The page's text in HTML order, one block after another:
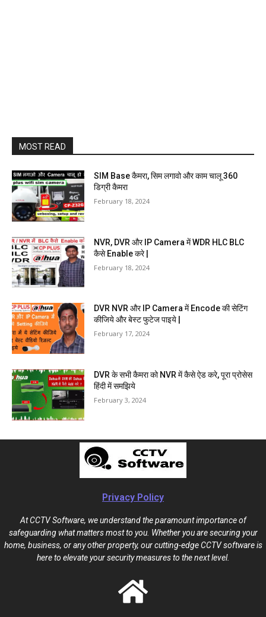
MOST READ
SIM Base कैमरा, सिम लगावो और काम चालू 360
डिग्री कैमरा
February 18, 2024
NVR, DVR और IP Camera में WDR HLC BLC
कैसे Enable करे |
February 18, 2024
DVR NVR और IP Camera में Encode की सेटिंग
कीजिये और बेस्ट फुटेज पाइये |
February 17, 2024
DVR के सभी कैमरा को NVR में कैसे ऐड करे, पूरा प्रोसेस
हिंदी में समझिये
February 3, 2024
Privacy Policy
At CCTV Software, we understand the paramount importance of
safeguarding what matters most to you. Whether you are securing your
home, business, or any other property, our cutting-edge CCTV software is
here to elevate your security measures to the next level.